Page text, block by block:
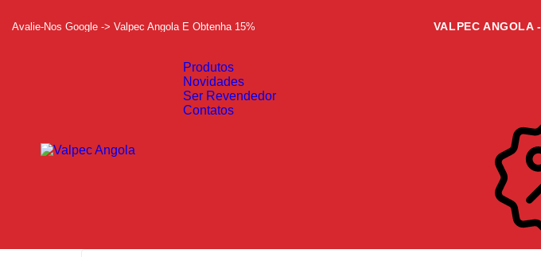
Avalie-Nos Google -> Valpec Angola E Obtenha 15% VALPEC ANGOLA
Produtos
Novidades
Ser Revendedor
Contatos